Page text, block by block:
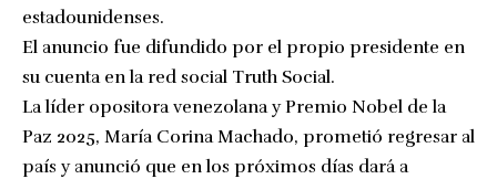
estadounidenses.
El anuncio fue difundido por el propio presidente en
su cuenta en la red social Truth Social.
La líder opositora venezolana y Premio Nobel de la
Paz 2025, María Corina Machado, prometió regresar al
país y anunció que en los próximos días dará a